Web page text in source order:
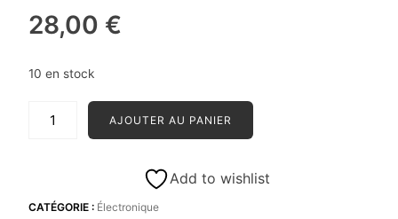
28,00 €
10 en stock
AJOUTER AU PANIER
Add to wishlist
CATÉGORIE : Électronique